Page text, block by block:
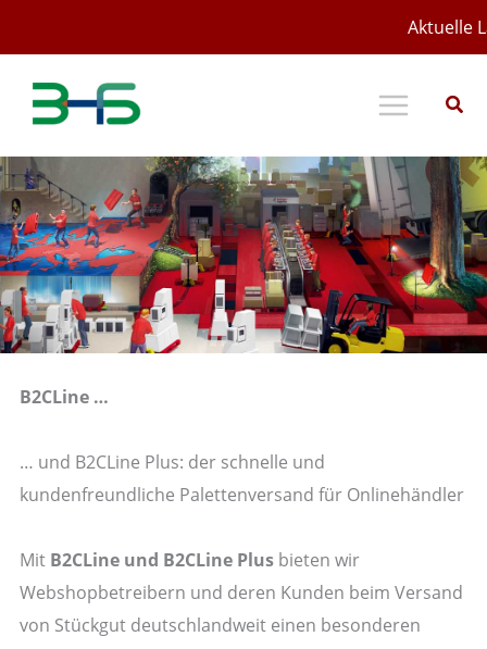
springen
Aktuelle
B2CLine …
… und B2CLine Plus: der schnelle und
kundenfreundliche Palettenversand für Onlinehändler
Mit B2CLine und B2CLine Plusbieten wir
Webshopbetreibern und deren Kunden beim Versand
von Stückgut deutschlandweit einen besonderen